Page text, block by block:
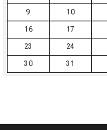
9 10
16 17
23 24
30 31